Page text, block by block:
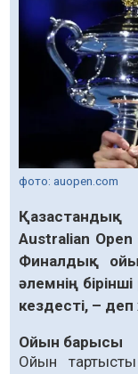
фото: auopen.com
Australian
Финалдық
әлемнің
кездесті, –
Ойын барысы
Ойын